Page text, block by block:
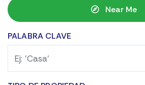
Near Me
PALABRA CLAVE